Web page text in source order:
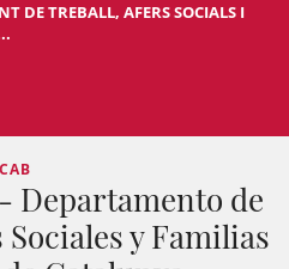
DE TREBALL, AFERS SOCIALS I
Departamento de
y Familias